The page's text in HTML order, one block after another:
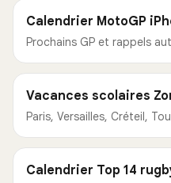
Calendrier MotoGP
Prochains GP et rappels
Vacances scolaires
Paris, Versailles, Créteil,
Calendrier Top 14